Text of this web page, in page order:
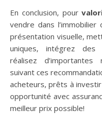
En conclusion, pour
vendre dans
présentation visuelle,
uniques, intégrez des
réalisez d’importantes
suivant ces
acheteurs, prêts à
opportunité avec
meilleur prix possible!